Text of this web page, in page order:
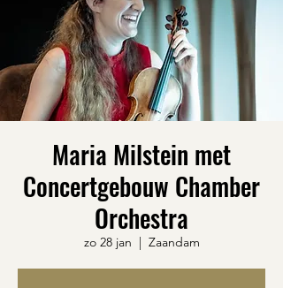
Maria Milstein met
Concertgebouw Chamber
Orchestra
zo 28 jan
  |
Zaandam